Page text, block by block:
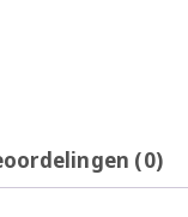
(0)